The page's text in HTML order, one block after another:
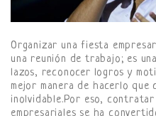
Organizar una fiesta
una reunión de trabajo; es
lazos, reconocer logros y
mejor manera de hacerlo que
inolvidable.Por eso,